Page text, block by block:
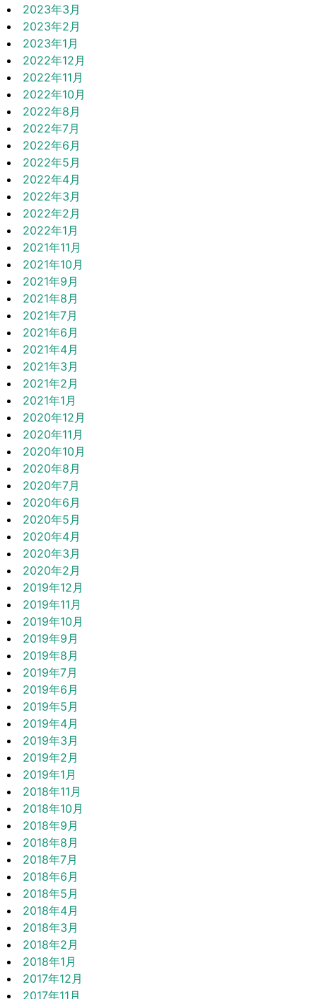
2023年3月
2023年2月
2023年1月
2022年12月
2022年11月
2022年10月
2022年8月
2022年7月
2022年6月
2022年5月
2022年4月
2022年3月
2022年2月
2022年1月
2021年11月
2021年10月
2021年9月
2021年8月
2021年7月
2021年6月
2021年4月
2021年3月
2021年2月
2021年1月
2020年12月
2020年11月
2020年10月
2020年8月
2020年7月
2020年6月
2020年5月
2020年4月
2020年3月
2020年2月
2019年12月
2019年11月
2019年10月
2019年9月
2019年8月
2019年7月
2019年6月
2019年5月
2019年4月
2019年3月
2019年2月
2019年1月
2018年11月
2018年10月
2018年9月
2018年8月
2018年7月
2018年6月
2018年5月
2018年4月
2018年3月
2018年2月
2018年1月
2017年12月
2017年11月